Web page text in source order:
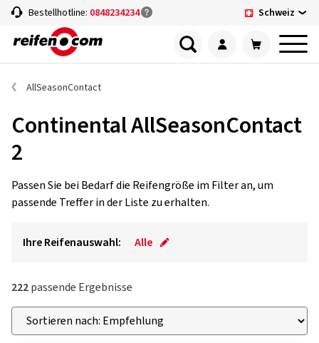
Bestellhotline: 0848234234 Schweiz
AllSeasonContact
Continental AllSeasonContact
2
Passen Sie bei Bedarf die Reifengröße im Filter an, um
passende Treffer in der Liste zu erhalten.
Ihre Reifenauswahl: Alle
222passende Ergebnisse